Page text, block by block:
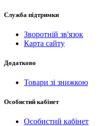
Служба підтримки
Зворотній зв'язок
Карта сайту
Додатково
Товари зі знижкою
Особистий кабінет
Особистий кабінет